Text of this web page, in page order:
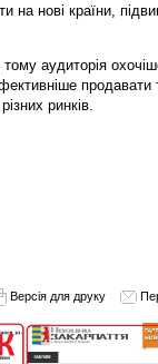
на нові країни,
аудиторія
продавати
ринків.
Версія для друку